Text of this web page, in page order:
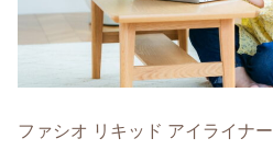
ファシオ リキッド アイライナ